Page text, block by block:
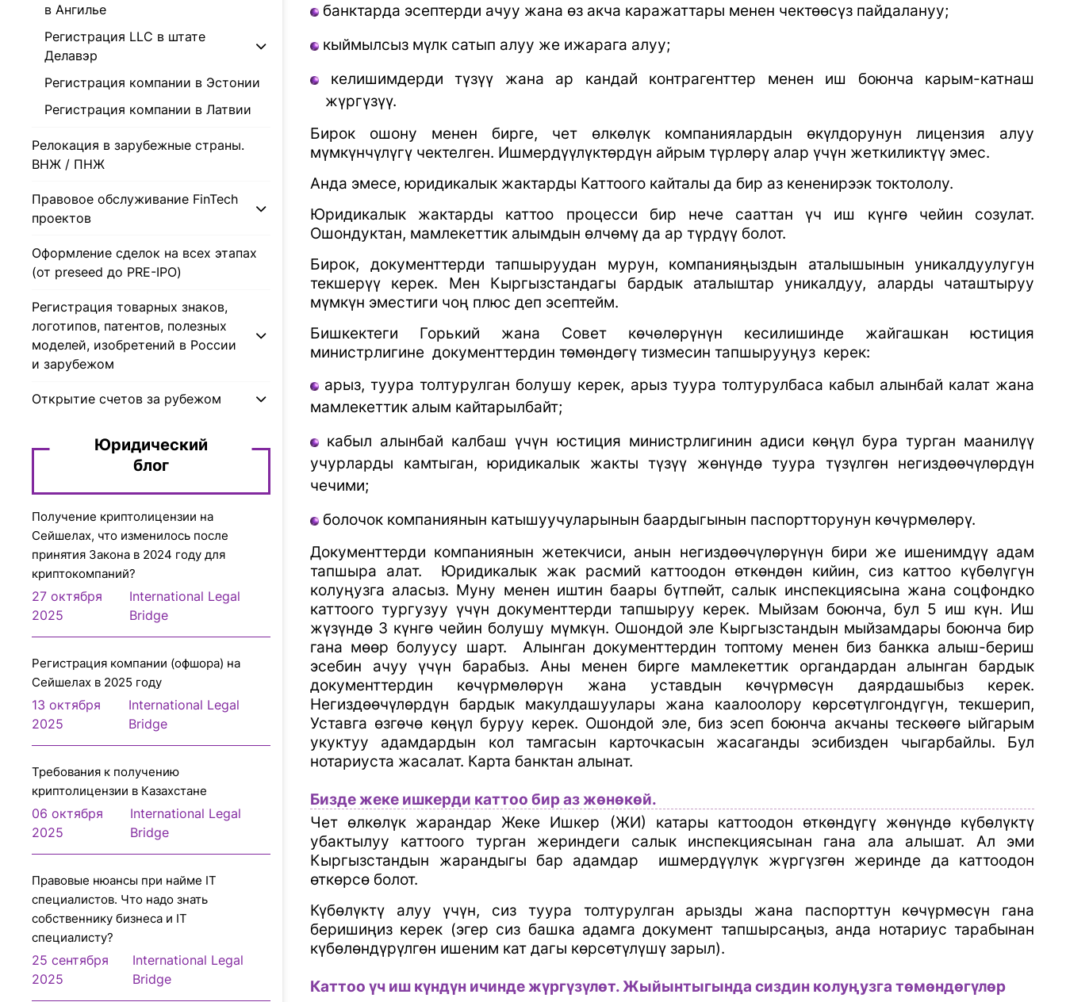
банктарда эсептерди ачуу жана өз акча каражаттары менен чектөөсүз пайдалануу;
кыймылсыз мүлк сатып алуу же ижарага алуу;
келишимдерди түзүү жана ар кандай контрагенттер менен иш боюнча карым-катнаш
жүргүзүү.
Бирок ошону менен бирге, чет өлкөлүк компаниялардын өкүлдорунун лицензия алуу
мүмкүнчүлүгү чектелген. Ишмердүүлүктөрдүн айрым түрлөрү алар үчүн жеткиликтүү эмес.
Анда эмесе, юридикалык жактарды Каттоого кайталы да бир аз кененирээк токтололу.
Юридикалык жактарды каттоо процесси бир нече сааттан үч иш күнгө чейин созулат.
Ошондуктан, мамлекеттик алымдын өлчөмү да ар түрдүү болот.
Бирок, документтерди тапшыруудан мурун, компанияңыздын аталышынын уникалдуулугун
текшерүү керек. Мен Кыргызстандагы бардык аталыштар уникалдуу, аларды чаташтыруу
мүмкүн эместиги чоң плюс деп эсептейм.
Бишкектеги Горький жана Совет көчөлөрүнүн кесилишинде жайгашкан юстиция
министрлигине документтердин төмөндөгү тизмесин тапшырууңуз керек:
арыз, туура толтурулган болушу керек, арыз туура толтурулбаса кабыл алынбай калат жана
мамлекеттик алым кайтарылбайт;
кабыл алынбай калбаш үчүн юстиция министрлигинин адиси көңүл бура турган маанилүү
учурларды камтыган, юридикалык жакты түзүү жөнүндө туура түзүлгөн негиздөөчүлөрдүн
чечими;
болочок компаниянын катышуучуларынын баардыгынын паспортторунун көчүрмөлөрү.
Документтерди компаниянын жетекчиси, анын негиздөөчүлөрүнүн бири же ишенимдүү адам
тапшыра алат.
Юридикалык жак расмий каттоодон өткөндөн кийин, сиз каттоо күбөлүгүн
колуңузга аласыз. Муну менен иштин баары бүтпөйт, салык инспекциясына жана соцфондко
каттоого тургузуу үчүн документтерди тапшыруу керек. Мыйзам боюнча, бул 5 иш күн. Иш
жүзүндө 3 күнгө чейин болушу мүмкүн. Ошондой эле Кыргызстандын мыйзамдары боюнча бир
гана мөөр болуусу шарт.
Алынган документтердин топтому менен биз банкка алыш-бериш
эсебин ачуу үчүн барабыз. Аны менен бирге мамлекеттик органдардан алынган бардык
документтердин көчүрмөлөрүн жана уставдын көчүрмөсүн даярдашыбыз керек.
Негиздөөчүлөрдүн бардык макулдашуулары жана каалоолору көрсөтүлгондүгүн, текшерип,
Уставга өзгөчө көңүл буруу керек. Ошондой эле, биз эсеп боюнча акчаны тескөөгө ыйгарым
укуктуу адамдардын кол тамгасын карточкасын жасаганды эсибизден чыгарбайлы. Бул
нотариуста жасалат. Карта банктан алынат.
Бизде жеке ишкерди каттоо бир аз жөнөкөй.
Чет өлкөлүк жарандар Жеке Ишкер (ЖИ) катары каттоодон өткөндүгү жөнүндө күбөлүктү
убактылуу каттоого турган жериндеги салык инспекциясынан гана ала алышат. Ал эми
Кыргызстандын жарандыгы бар адамдар
ишмердүүлүк жүргүзгөн жеринде да каттоодон
өткөрсө болот.
Күбөлүктү алуу үчүн, сиз туура толтурулган арызды жана паспорттун көчүрмөсүн гана
беришиңиз керек (эгер сиз башка адамга документ тапшырсаңыз, анда нотариус тарабынан
күбөлөндүрүлгөн ишеним кат дагы көрсөтүлүшү зарыл).
Каттоо үч иш күндүн ичинде жүргүзүлөт. Жыйынтыгында сиздин колуңузга төмөндөгүлөр
в Ангилье
Регистрация LLC в штате
Делавэр
Регистрация компании в Эстонии
Регистрация компании в Латвии
Релокация в зарубежные страны.
ВНЖ / ПНЖ
Правовое обслуживание FinTech
проектов
Оформление сделок на всех этапах
(от preseed до PRE-IPO)
Регистрация товарных знаков,
логотипов, патентов, полезных
моделей, изобретений в России
и зарубежом
Открытие счетов за рубежом
Юридический
блог
Получение криптолицензии на
Сейшелах, что изменилось после
принятия Закона в 2024 году для
криптокомпаний?
27 октября
2025
International Legal
Bridge
Регистрация компании (офшора) на
Сейшелах в 2025 году
13 октября
2025
International Legal
Bridge
Требования к получению
криптолицензии в Казахстане
06 октября
2025
International Legal
Bridge
Правовые нюансы при найме IT
специалистов. Что надо знать
собственнику бизнеса и IT
специалисту?
25 сентября
2025
International Legal
Bridge